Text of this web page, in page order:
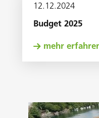
12. 12.2024
Budget 2025
mehr